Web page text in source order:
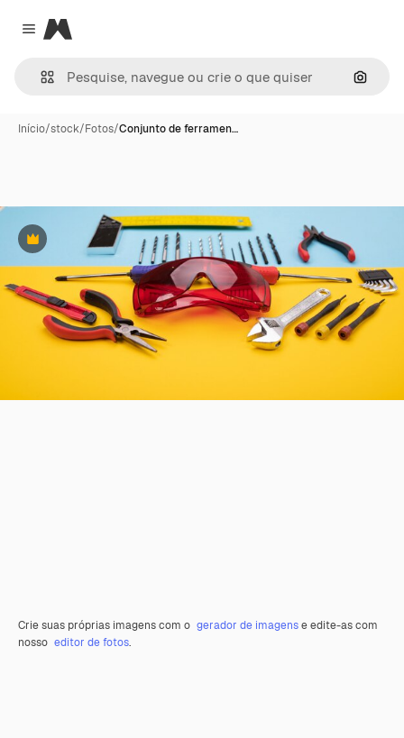
Close menu
Magnific
Início/stock/Fotos/Conjunto de ferramen…
Premium
Crie suas próprias imagens com o gerador de imagense edite-as com
nosso editor de fotos.